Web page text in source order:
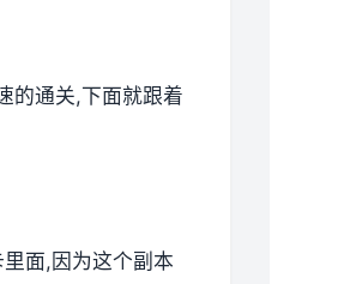
的通关,下面就跟着
面,因为这个副本